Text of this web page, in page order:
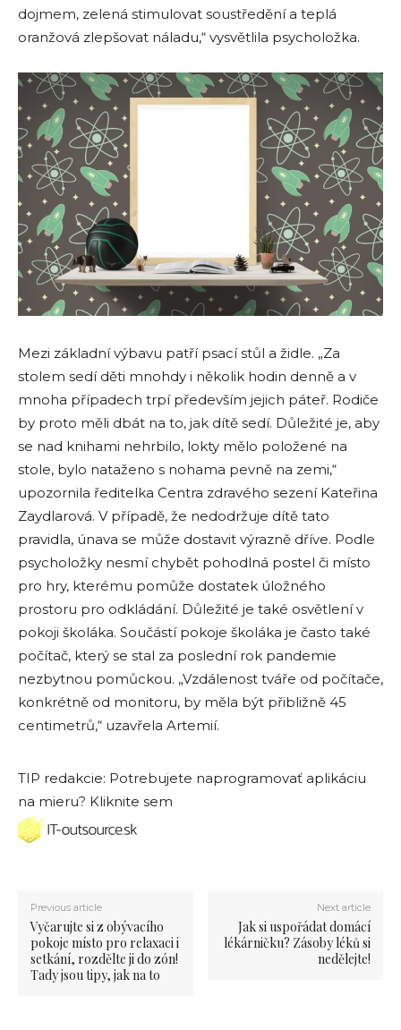
dojmem, zelená stimulovat soustředění a teplá
oranžová zlepšovat náladu,“ vysvětlila psycholožka.
Mezi základní výbavu patří psací stůl a židle. „Za
stolem sedí děti mnohdy i několik hodin denně a v
mnoha případech trpí především jejich páteř. Rodiče
by proto měli dbát na to, jak dítě sedí. Důležité je, aby
se nad knihami nehrbilo, lokty mělo položené na
stole, bylo nataženo s nohama pevně na zemi,“
upozornila ředitelka Centra zdravého sezení Kateřina
Zaydlarová. V případě, že nedodržuje dítě tato
pravidla, únava se může dostavit výrazně dříve. Podle
psycholožky nesmí chybět pohodlná postel či místo
pro hry, kterému pomůže dostatek úložného
prostoru pro odkládání. Důležité je také osvětlení v
pokoji školáka. Součástí pokoje školáka je často také
počítač, který se stal za poslední rok pandemie
nezbytnou pomůckou. „Vzdálenost tváře od počítače,
konkrétně od monitoru, by měla být přibližně 45
centimetrů,“ uzavřela Artemií.
TIP redakcie: Potrebujete naprogramovať aplikáciu
na mieru? Kliknite sem
Previous article
Vyčarujte si z obývacího
pokoje místo pro relaxaci i
setkání, rozdělte ji do zón!
Tady jsou tipy, jak na to
Next article
Jak si uspořádat domácí
lékárničku? Zásoby léků si
nedělejte!